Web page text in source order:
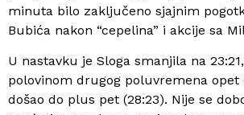
minuta bilo zaključeno sjajnim
Bubića nakon “cepelina” i akcije sa
U nastavku je Sloga smanjila na
polovinom drugog poluvremena
došao do plus pet (28:23). Nije se